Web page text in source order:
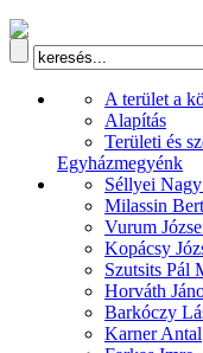
A terület a
Alapítás
Területi és
Egyházmegyénk
Séllyei
Milassin
Vurum
Kopácsy
Szutsits Pál
Horváth
Barkóczy
Karner Antal